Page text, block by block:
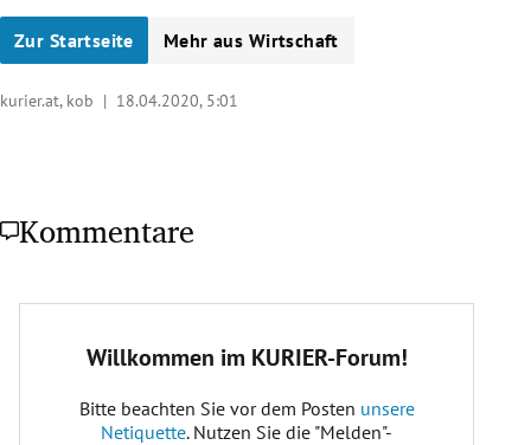
Zur Startseite Mehr aus Wirtschaft
kurier.at, kob | 18.04.2020, 5:01
Kommentare